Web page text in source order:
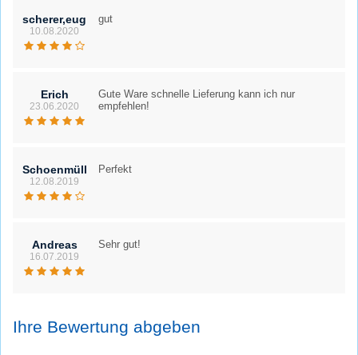
scherer,eugen
10.08.2020
gut
Erich
23.06.2020
Gute Ware schnelle Lieferung kann ich nur
empfehlen!
Schoenmüller
12.08.2019
Perfekt
Andreas
16.07.2019
Sehr gut!
Ihre Bewertung abgeben